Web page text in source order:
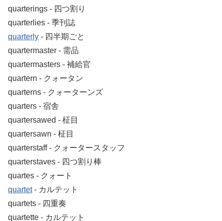
quarterings ‐ 四つ割り
quarterlies ‐ 季刊誌
quarterly ‐ 四半期ごと
quartermaster ‐ 需品
quartermasters ‐ 補給官
quartern ‐ クォータン
quarterns ‐ クォーターンズ
quarters ‐ 宿舎
quartersawed ‐ 柾目
quartersawn ‐ 柾目
quarterstaff ‐ クォータースタッフ
quarterstaves ‐ 四つ割り棒
quartes ‐ クォート
quartet‐ カルテット
quartets ‐ 四重奏
quartette ‐ カルテット